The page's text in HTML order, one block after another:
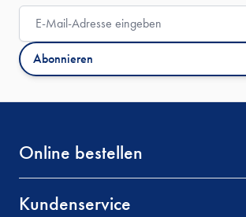
E-Mail-Adresse
Abonnieren
Online bestellen
Kundenservice